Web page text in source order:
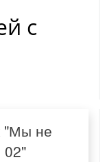
с
"Мы не
02"